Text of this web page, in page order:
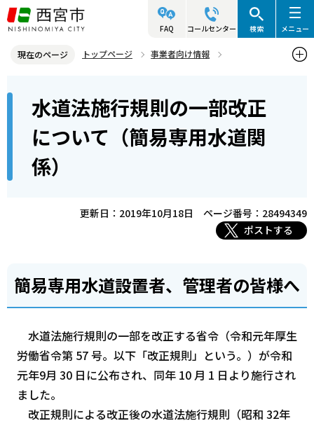
こ
の
ジ
す
FAQ コールセンター 検索 メニュー
現在のページ トップページ
事業者向け情報
水道法施行規則の一部改正について（簡易専用水道関係）
ら
水道法施行規則の一部改正
について（簡易専用水道関
係）
更新日：2019年10月18日
ページ番号：28494349
ポストする
簡易専用水道設置者、管理者の皆様へ
水道法施行規則の一部を改正する省令（令和元年厚生
労働省令第 57 号。以下「改正規則」という。）が令和
元年9月 30 日に公布され、同年 10 月 1 日より施行され
ました。
改正規則による改正後の水道法施行規則（昭和 32年